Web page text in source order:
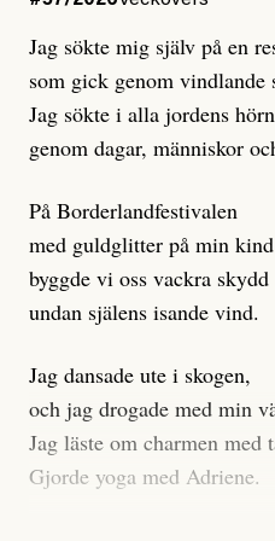
klickbete är inte intressant
Journalistiken är låst. En
gör förhoppningsvis att en
prenumeration, men den
dessa granskningar på
en mängd intervjupersoner,
möjlighet att bemöta för
engagera sig i
grupper där Säpo-resursen
Researchen är grundlig.
Möjligen är det egentligen
som stör?
Jag sökte mig själv på en
som gick genom vindlande
Jag sökte i alla jordens hörn
genom dagar, människor
På Borderlandfestivalen
med guldglitter på min kind
byggde vi oss vackra skydd
undan själens isande vind.
Jag dansade ute i skogen,
och jag drogade med min
Jag läste om charmen med
Gjorde yoga med Adriene.